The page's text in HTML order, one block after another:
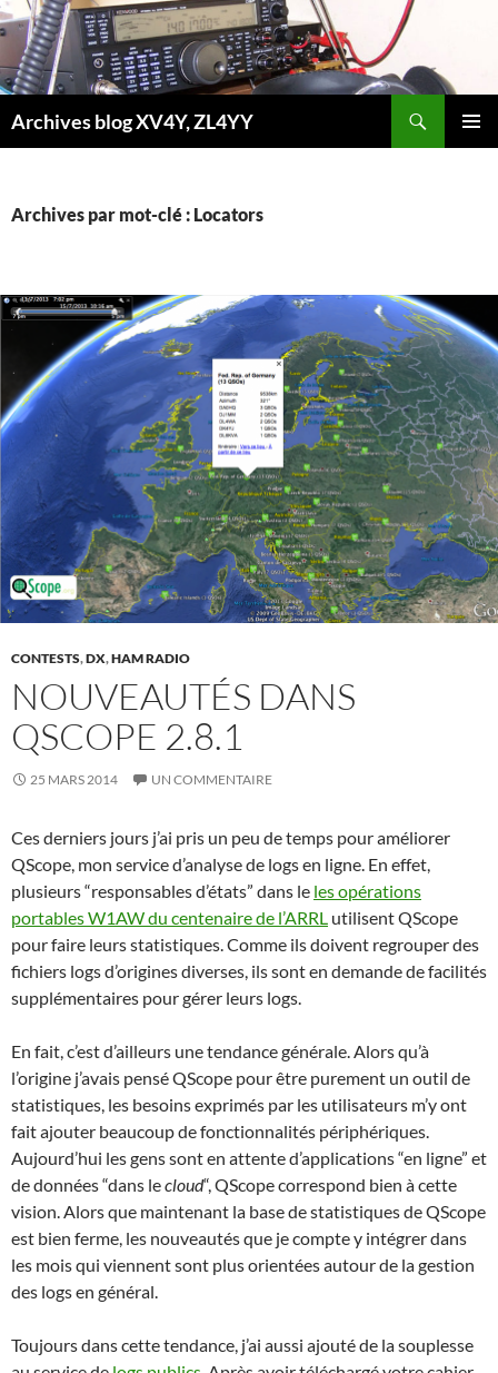
Aller
au
contenu
Archives blog XV4Y, ZL4YY
Archives par mot-clé : Locators
CONTESTS,DX,HAM RADIO
NOUVEAUTÉS DANS
QSCOPE 2.8.1
25 MARS 2014 UN COMMENTAIRE
Ces derniers jours j’ai pris un peu de temps pour améliorer
QScope, mon service d’analyse de logs en ligne. En effet,
plusieurs “responsables d’états” dans le les opérations
portables W1AW du centenaire de l’ARRL utilisent QScope
pour faire leurs statistiques. Comme ils doivent regrouper des
fichiers logs d’origines diverses, ils sont en demande de facilités
supplémentaires pour gérer leurs logs.
En fait, c’est d’ailleurs une tendance générale. Alors qu’à
l’origine j’avais pensé QScope pour être purement un outil de
statistiques, les besoins exprimés par les utilisateurs m’y ont
fait ajouter beaucoup de fonctionnalités périphériques.
Aujourd’hui les gens sont en attente d’applications “en ligne” et
de données “dans lecloud“, QScope correspond bien à cette
vision. Alors que maintenant la base de statistiques de QScope
est bien ferme, les nouveautés que je compte y intégrer dans
les mois qui viennent sont plus orientées autour de la gestion
des logs en général.
Toujours dans cette tendance, j’ai aussi ajouté de la souplesse